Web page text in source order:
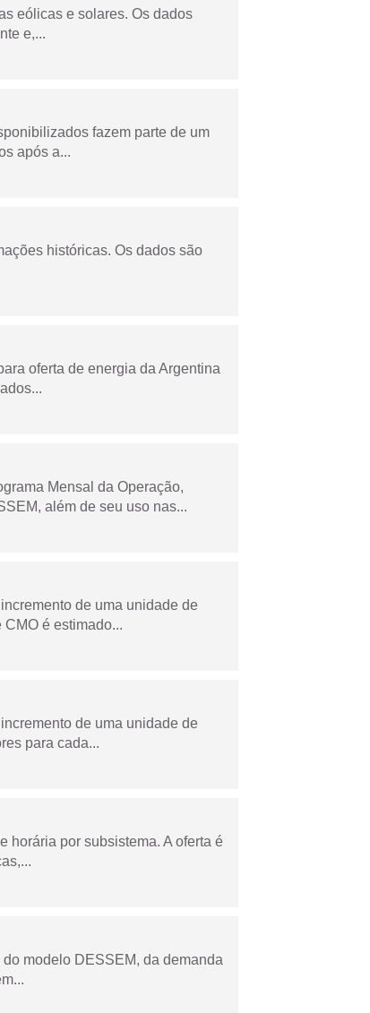
eólicas e solares. Os dados
e,...
fazem parte de um
após a...
históricas. Os dados são
oferta de energia da Argentina
Mensal da Operação,
além de seu uso nas...
de uma unidade de
é estimado...
de uma unidade de
para cada...
horária por subsistema. A oferta é
modelo DESSEM, da demanda